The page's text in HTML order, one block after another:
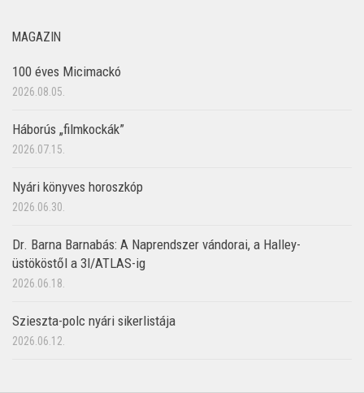
MAGAZIN
100 éves Micimackó
2026.08.05.
Háborús „filmkockák”
2026.07.15.
Nyári könyves horoszkóp
2026.06.30.
Dr. Barna Barnabás: A Naprendszer vándorai, a Halley-
üstököstől a 3I/ATLAS-ig
2026.06.18.
Szieszta-polc nyári sikerlistája
2026.06.12.